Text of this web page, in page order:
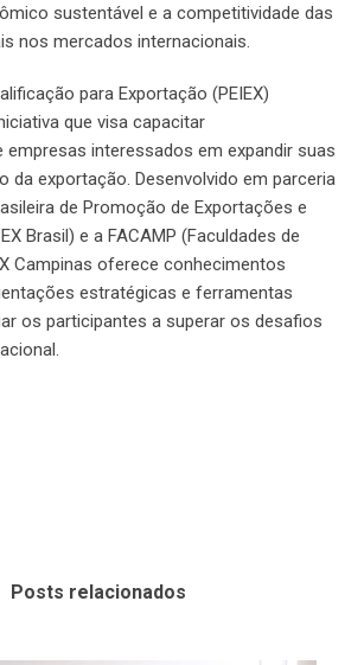
sustentável e a competitividade das
nos mercados internacionais.
para Exportação (PEIEX)
que visa capacitar
empresas interessados em expandir suas
da exportação. Desenvolvido em parceria
de Promoção de Exportações e
Brasil) e a FACAMP (Faculdades de
Campinas oferece conhecimentos
estratégicas e ferramentas
os participantes a superar os desafios
Posts relacionados